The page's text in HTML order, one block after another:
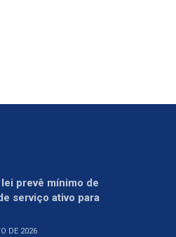
prevê mínimo de
serviço ativo para
DE 2026